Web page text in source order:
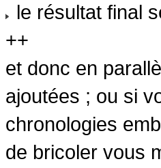
le résultat final
++
et donc en
ajoutées ; ou si
chronologies
de bricoler vous